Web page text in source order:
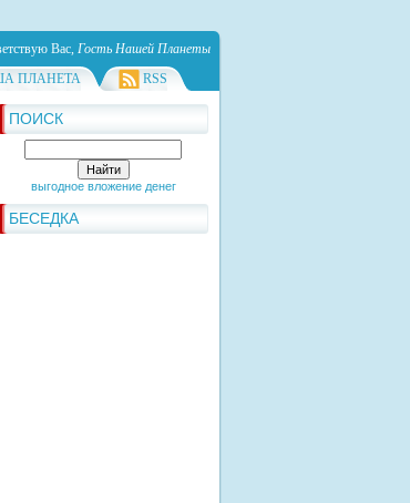
Вас, Гость Нашей Планеты
ПЛАНЕТА RSS
ПОИСК
выгодное вложение денег
БЕСЕДКА